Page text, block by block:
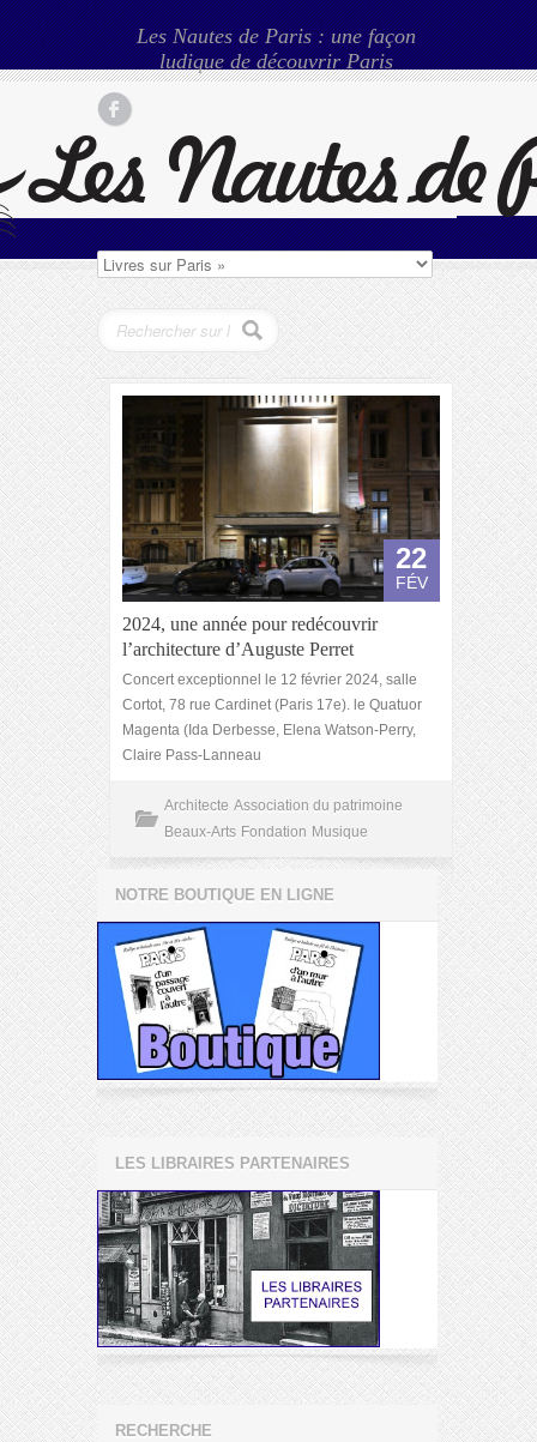
Les Nautes de Paris : une façon
ludique de découvrir Paris
22
FÉV
2024, une année pour redécouvrir
l’architecture d’Auguste Perret
Concert exceptionnel le 12 février 2024, salle
Cortot, 78 rue Cardinet (Paris 17e). le Quatuor
Magenta (Ida Derbesse, Elena Watson-Perry,
Claire Pass-Lanneau
Architecte Association du patrimoine
Beaux-Arts Fondation Musique
NOTRE BOUTIQUE EN LIGNE
LES LIBRAIRES PARTENAIRES
RECHERCHE